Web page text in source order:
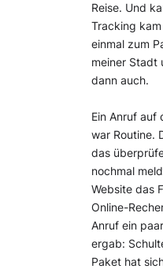
Reise. Und
Tracking
einmal zum
meiner Stadt
dann auch.
Ein Anruf auf
war Routine.
das
nochmal
Website das
Online-
Anruf ein
ergab:
Paket hat